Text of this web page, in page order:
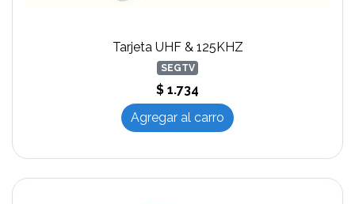
Tarjeta UHF & 125KHZ
SEGTV
$ 1.734
Agregar al carro